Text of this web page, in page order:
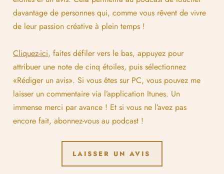
davantage de personnes qui, comme vous rêvent de vivre
de leur passion créative à plein temps !
Cliquez-ici, faites défiler vers le bas, appuyez pour
attribuer une note de cinq étoiles, puis sélectionnez
«Rédiger un avis». Si vous êtes sur PC, vous pouvez me
laisser un commentaire via l’application Itunes. Un
immense merci par avance ! Et si vous ne l’avez pas
encore fait, abonnez-vous au podcast !
LAISSER UN AVIS